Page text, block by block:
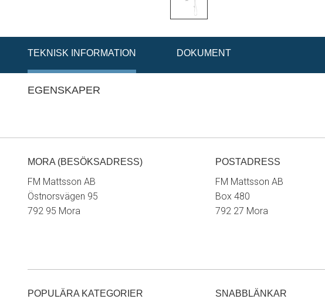
TEKNISK INFORMATION DOKUMENT
EGENSKAPER
MORA (BESÖKSADRESS)
FM Mattsson AB
Östnorsvägen 95
792 95 Mora
POSTADRESS
FM Mattsson AB
Box 480
792 27 Mora
POPULÄRA KATEGORIER SNABBLÄNKAR